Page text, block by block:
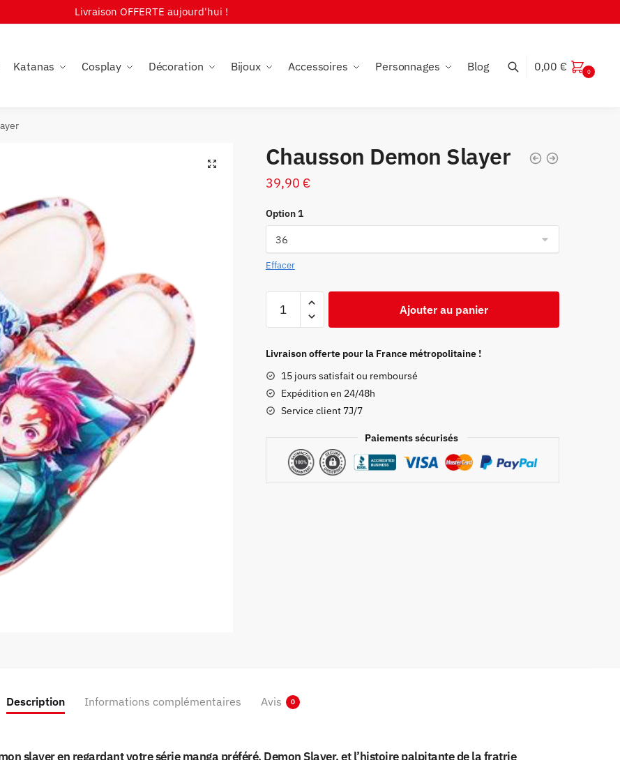
Livraison OFFERTE aujourd'hui !
Katanas Cosplay Décoration Bijoux Accessoires Personnages Blog 0,00 € 0
🔍 Chausson Demon Slayer
39,90 €
Option 1
Effacer
Demon
Slayer
Ajouter au panier
Livraison offerte pour la France métropolitaine !
15 jours satisfait ou remboursé
Expédition en 24/48h
Service client 7J/7
Paiements sécurisés
Description Informations complémentaires Avis 0
slayer en regardant votre série manga préféré, Demon Slayer, et l’histoire palpitante de la fratrie